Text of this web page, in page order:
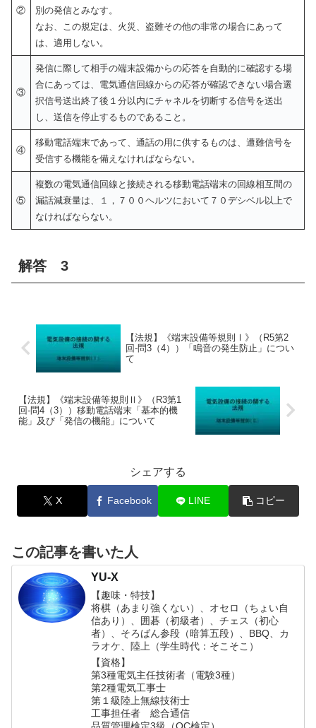
②
別の発信とみなす。
なお、この規定は、火災、盗難その他の非常の場合にあって
は、適用しない。
③
発信に際して相手の端末設備からの応答を自動的に確認する場
合にあっては、電気通信回線からの応答が確認できない場合選
択信号送出終了後１分以内にチャネルを切断する信号を送出
し、送信を停止するものであること。
④
移動電話端末であって、通話の用に供するものは、遭難信号を
受信する機能を備えなければならない。
⑤
複数の電気通信回線と接続される移動電話端末の回線相互間の
漏話減衰量は、１，７００ヘルツにおいて７０デシベル以上で
なければならない。
解答 3
【法規】《端末設備等規則Ⅰ》（R5第2
回-問3（4））「鳴音の発生防止」につい
て
【法規】《端末設備等規則Ⅱ》（R3第1
回-問4（3））移動電話端末「基本的機
能」及び「発信の機能」について
シェアする
X Facebook LINE コピー
この記事を書いた人
YU-X
【趣味・特技】
将棋（あまり強くない）、オセロ（ちょい自
信あり）、囲碁（初級者）、チェス（初心
者）、そろばん参段（暗算五段）、BBQ、カ
ラオケ、陸上（学生時代：そこそこ）
【資格】
第3種電気主任技術者（電験3種）
第2種電気工事士
第１級陸上無線技術士
工事担任者 総合通信
品質管理検定3級（QC検定）